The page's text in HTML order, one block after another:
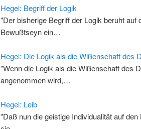
Hegel: Begriff der Logik
"Der bisherige Begriff der Logik beruht auf
Bewußtseyn ein…
Hegel: Die Logik als die Wißenschaft des
"Wenn die Logik als die Wißenschaft des
angenommen wird,…
Hegel: Leib
"Daß nun die geistige Individualität auf